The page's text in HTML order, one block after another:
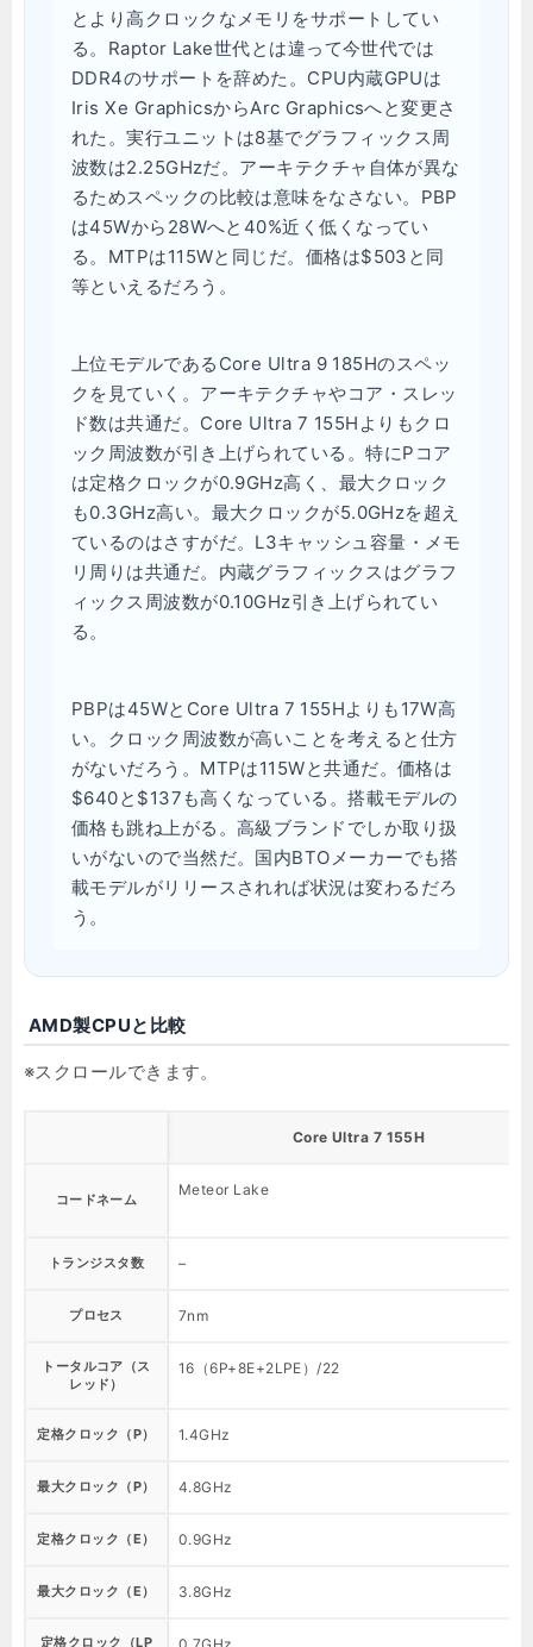
とより高クロックなメモリをサポートしてい
る。Raptor Lake世代とは違って今世代では
DDR4のサポートを辞めた。CPU内蔵GPUは
Iris Xe GraphicsからArc Graphicsへと変更さ
れた。実行ユニットは8基でグラフィックス周
波数は2.25GHzだ。アーキテクチャ自体が異な
るためスペックの比較は意味をなさない。PBP
は45Wから28Wへと40%近く低くなってい
る。MTPは115Wと同じだ。価格は$503と同
等といえるだろう。
上位モデルであるCore Ultra 9 185Hのスペッ
クを見ていく。アーキテクチャやコア・スレッ
ド数は共通だ。Core Ultra 7 155Hよりもクロ
ック周波数が引き上げられている。特にPコア
は定格クロックが0.9GHz高く、最大クロック
も0.3GHz高い。最大クロックが5.0GHzを超え
ているのはさすがだ。L3キャッシュ容量・メモ
リ周りは共通だ。内蔵グラフィックスはグラフ
ィックス周波数が0.10GHz引き上げられてい
る。
PBPは45WとCore Ultra 7 155Hよりも17W高
い。クロック周波数が高いことを考えると仕方
がないだろう。MTPは115Wと共通だ。価格は
$640と$137も高くなっている。搭載モデルの
価格も跳ね上がる。高級ブランドでしか取り扱
いがないので当然だ。国内BTOメーカーでも搭
載モデルがリリースされれば状況は変わるだろ
う。
AMD製CPUと比較
Core Ultra 7 155H
コードネーム
Meteor Lake
トランジスタ数 –
プロセス 7nm
トータルコア（ス
レッド）
16（6P+8E+2LPE）/22
定格クロック（P） 1.4GHz
最大クロック（P） 4.8GHz
定格クロック（E） 0.9GHz
最大クロック（E） 3.8GHz
定格クロック（LP